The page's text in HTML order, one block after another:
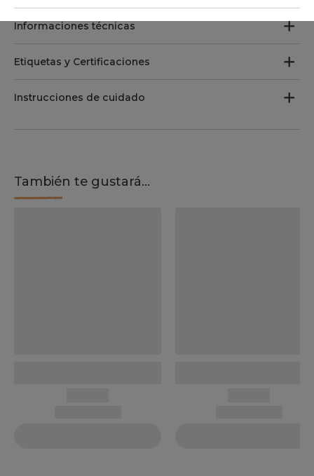
Informaciones técnicas
Etiquetas y Certificaciones
Instrucciones de cuidado
También te gustará...